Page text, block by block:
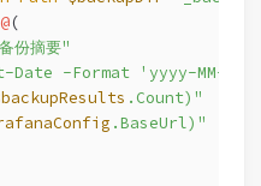
@(
份摘要"
Date -Format 'yyyy-MM-dd
.Count)"
.BaseUrl)"